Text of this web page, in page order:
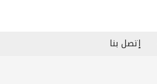
إتصل بنا